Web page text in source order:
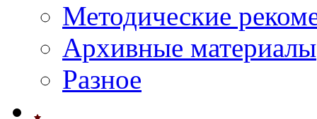
Методические
Архивные материалы
Разное